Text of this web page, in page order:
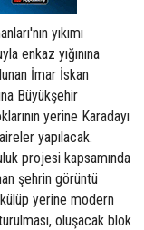
yıkımı
enkaz yığınına
İmar İskan
Büyükşehir
yerine Karadayı
yapılacak.
projesi kapsamında
şehrin görüntü
yerine modern
oluşacak blok